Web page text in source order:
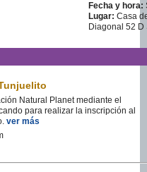
Fecha y hora:
Lugar: Casa
Diagonal 52 D
Natural Planet mediante el
para realizar la inscripción al
ver más